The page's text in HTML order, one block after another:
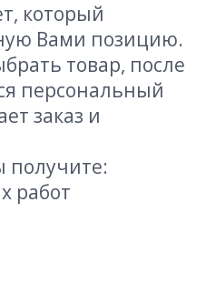
который
Вами позицию.
товар, после
персональный
заказ и
получите:
работ